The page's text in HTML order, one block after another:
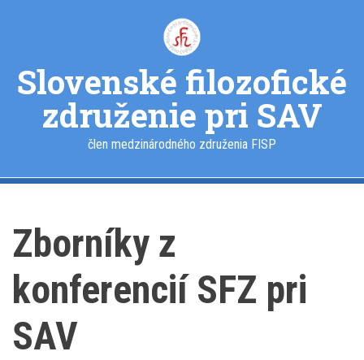
obsah
Slovenské filozofické
združenie pri SAV
člen medzinárodného združenia FISP
Zborníky z
konferencií SFZ pri
SAV